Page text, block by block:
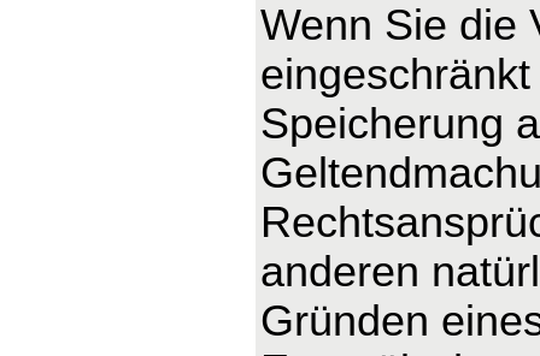
Wenn Sie die
Speicherung
anderen
Gründen